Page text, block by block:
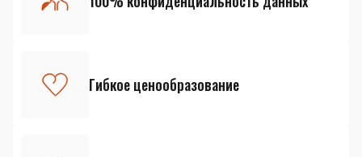
Гибкое ценообразование